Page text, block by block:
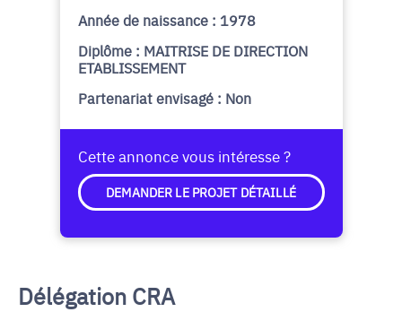
Année de naissance : 1978
Diplôme : MAITRISE DE DIRECTION
ETABLISSEMENT
Partenariat envisagé : Non
Cette annonce vous intéresse ?
DEMANDER LE PROJET DÉTAILLÉ
Délégation CRA